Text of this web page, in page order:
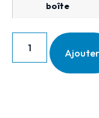
boîte
Ajouter